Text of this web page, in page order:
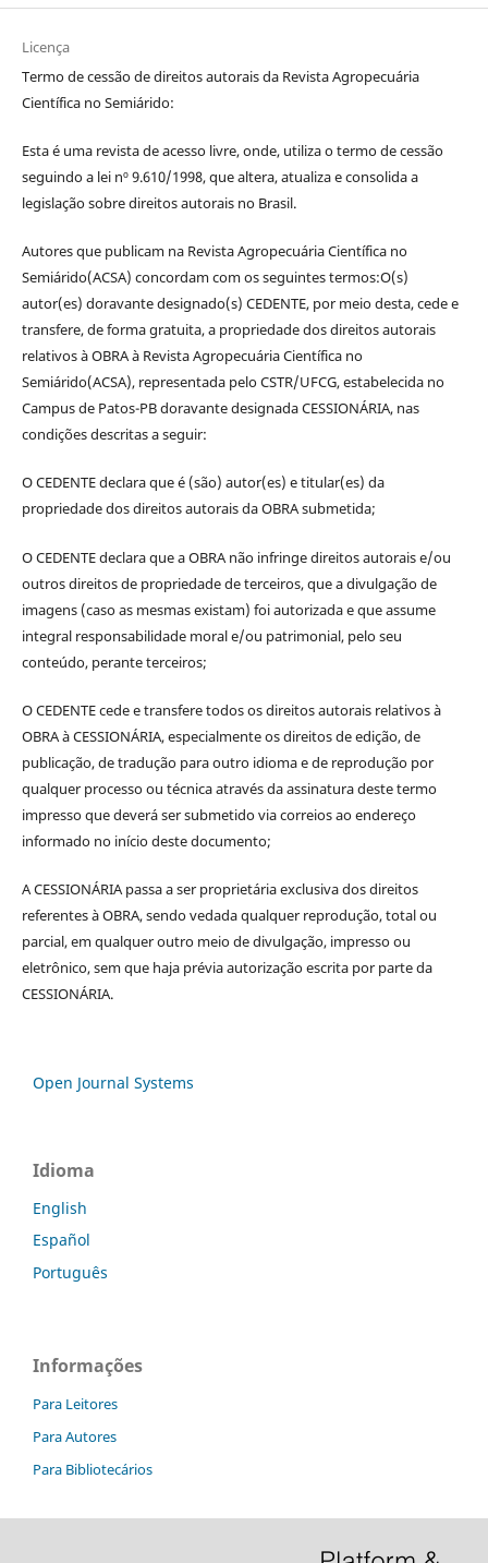
Licença
Termo de cessão de direitos autorais da Revista Agropecuária
Científica no Semiárido:
Esta é uma revista de acesso livre, onde, utiliza o termo de cessão
seguindo a lei nº 9.610/1998, que altera, atualiza e consolida a
legislação sobre direitos autorais no Brasil.
Autores que publicam na Revista Agropecuária Científica no
Semiárido(ACSA) concordam com os seguintes termos:O(s)
autor(es) doravante designado(s) CEDENTE, por meio desta, cede e
transfere, de forma gratuita, a propriedade dos direitos autorais
relativos à OBRA à Revista Agropecuária Científica no
Semiárido(ACSA), representada pelo CSTR/UFCG, estabelecida no
Campus de Patos-PB doravante designada CESSIONÁRIA, nas
condições descritas a seguir:
O CEDENTE declara que é (são) autor(es) e titular(es) da
propriedade dos direitos autorais da OBRA submetida;
O CEDENTE declara que a OBRA não infringe direitos autorais e/ou
outros direitos de propriedade de terceiros, que a divulgação de
imagens (caso as mesmas existam) foi autorizada e que assume
integral responsabilidade moral e/ou patrimonial, pelo seu
conteúdo, perante terceiros;
O CEDENTE cede e transfere todos os direitos autorais relativos à
OBRA à CESSIONÁRIA, especialmente os direitos de edição, de
publicação, de tradução para outro idioma e de reprodução por
qualquer processo ou técnica através da assinatura deste termo
impresso que deverá ser submetido via correios ao endereço
informado no início deste documento;
A CESSIONÁRIA passa a ser proprietária exclusiva dos direitos
referentes à OBRA, sendo vedada qualquer reprodução, total ou
parcial, em qualquer outro meio de divulgação, impresso ou
eletrônico, sem que haja prévia autorização escrita por parte da
CESSIONÁRIA.
Open Journal Systems
Idioma
English
Español
Português
Informações
Para Leitores
Para Autores
Para Bibliotecários